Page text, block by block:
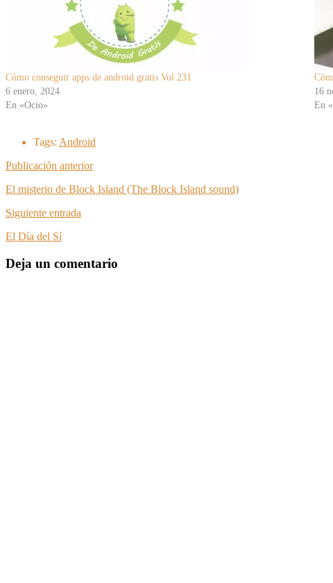
Cómo conseguir apps de android gratis Vol 231
6 enero, 2024
En «Ocio»
16
En
Tags: Android
Publicación anterior
El misterio de Block Island (The Block Island sound)
Siguiente entrada
El Día del Sí
Deja un comentario